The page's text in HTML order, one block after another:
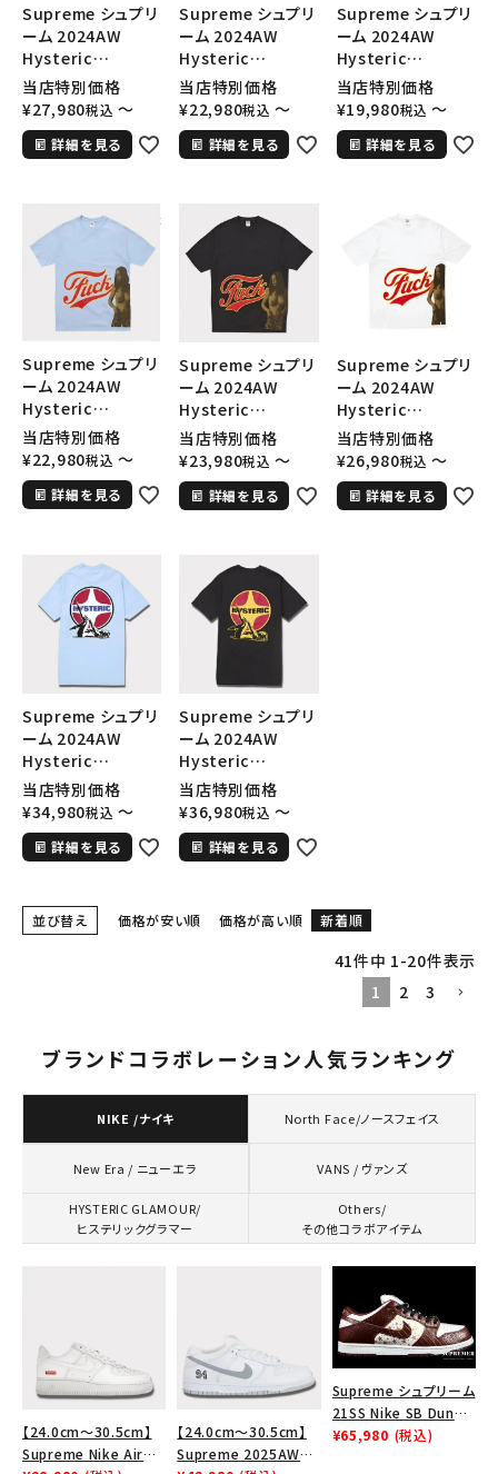
キーワードから探す
search
人気ワード 2026SS 2025AW 2025SS
Tシャツ・ロングスリーブ
キャップ・ハット
パーカー・クルーネック
Supreme シュプリ
ーム 2024AW
Hysteric
Glamour
Headcase Tee ヒ
ステリックグラマー
ヘッドケースTシャ
当店特別価格
¥27,980税込 〜
詳細を見る
Supreme シュプリ
ーム 2024AW
Hysteric
Glamour
Headcase Tee ヒ
ステリックグラマー
ヘッドケースTシャ
当店特別価格
¥22,980税込 〜
詳細を見る
Supreme シュプリ
ーム 2024AW
Hysteric
Glamour
Headcase Tee ヒ
ステリックグラマー
ヘッドケースTシャ
当店特別価格
¥19,980税込 〜
詳細を見る
Supreme シュプリ
ーム 2024AW
Hysteric
Glamour Fuck
Tee ヒステリックグ
ラマーファックTシ
ャツ パウダーブル
当店特別価格
¥22,980税込 〜
詳細を見る
Supreme シュプリ
ーム 2024AW
Hysteric
Glamour Fuck
Tee ヒステリックグ
ラマーファックTシ
ャツ ブラック 黒
当店特別価格
¥23,980税込 〜
詳細を見る
Supreme シュプリ
ーム 2024AW
Hysteric
Glamour Fuck
Tee ヒステリックグ
ラマーファックTシ
ャツ ホワイト 白
当店特別価格
¥26,980税込 〜
詳細を見る
Supreme シュプリ
ーム 2024AW
Hysteric
Glamour Pin Up
Tee ヒステリックグ
ラマーピンアップT
シャツ パウダーブル
当店特別価格
¥34,980税込 〜
詳細を見る
Supreme シュプリ
ーム 2024AW
Hysteric
Glamour Pin Up
Tee ヒステリックグ
ラマーピンアップT
シャツ ブラック 黒
当店特別価格
¥36,980税込 〜
詳細を見る
並び替え 価格が安い順 価格が高い順 新着順
41件中 1-20件表示
1
2 3
ブランドコラボレーション人気ランキング
NIKE /ナイキ North Face/ノースフェイス
New Era / ニューエラ VANS / ヴァンズ
HYSTERIC GLAMOUR/
ヒステリックグラマー
Others/
その他コラボアイテム
【24.0cm～30.5cm】
Supreme Nike Air
【24.0cm～30.5cm】
Supreme 2025AW
Supreme シュプリーム
21SS Nike SB Dunk
Low ナイキSBダンクロ
¥65,980 (税込)